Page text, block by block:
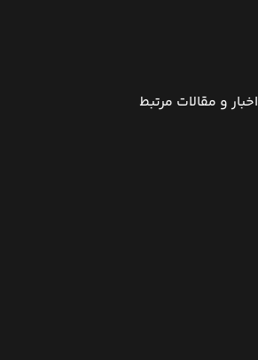
اخبار و مقالات مرتبط